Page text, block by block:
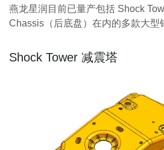
燕龙星润目前已量产包括 Shock
Chassis（后底盘）在内的多款大型
Shock Tower 减震塔